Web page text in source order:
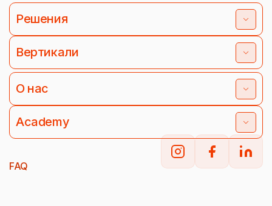
Решения
Вертикали
О нас
Academy
FAQ